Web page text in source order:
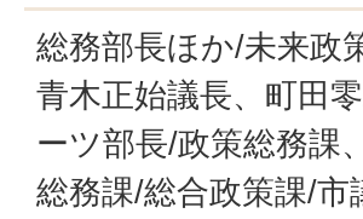
総務部長ほか/未来政
青木正始議長、町田
ーツ部長/政策総務課
総務課/総合政策課/